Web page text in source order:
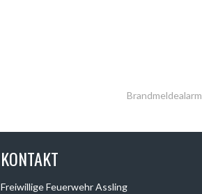
Brandmeldealarm
KONTAKT
Freiwillige Feuerwehr Assling